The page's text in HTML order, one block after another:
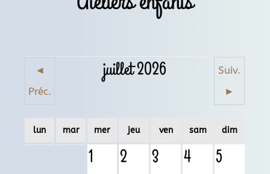
◄
Préc.
juillet 2026
Suiv.
►
lun mar mer jeu ven sam dim
1 2 3 4 5